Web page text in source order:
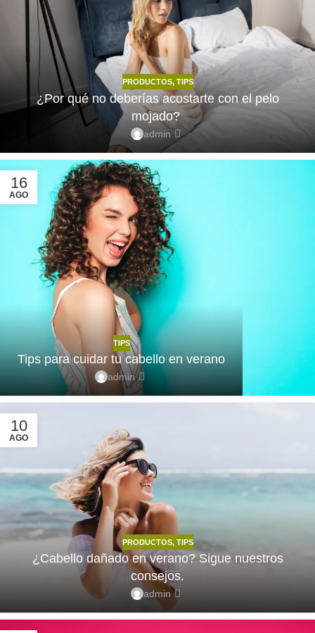
PRODUCTOS, TIPS
¿Por qué no deberías acostarte con el pelo
mojado?
admin
16
AGO
TIPS
Tips para cuidar tu cabello en verano
admin
10
AGO
PRODUCTOS, TIPS
¿Cabello dañado en verano? Sigue nuestros
consejos.
admin